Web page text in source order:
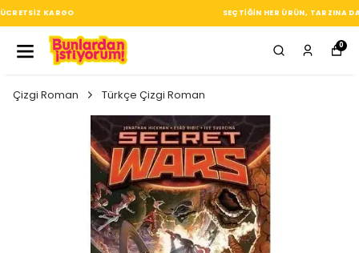
SEÇTIĞIN HER ÜRÜN, TARZINA DAIR KÜÇÜK BIR IMZA
0
Çizgi Roman Türkçe Çizgi Roman